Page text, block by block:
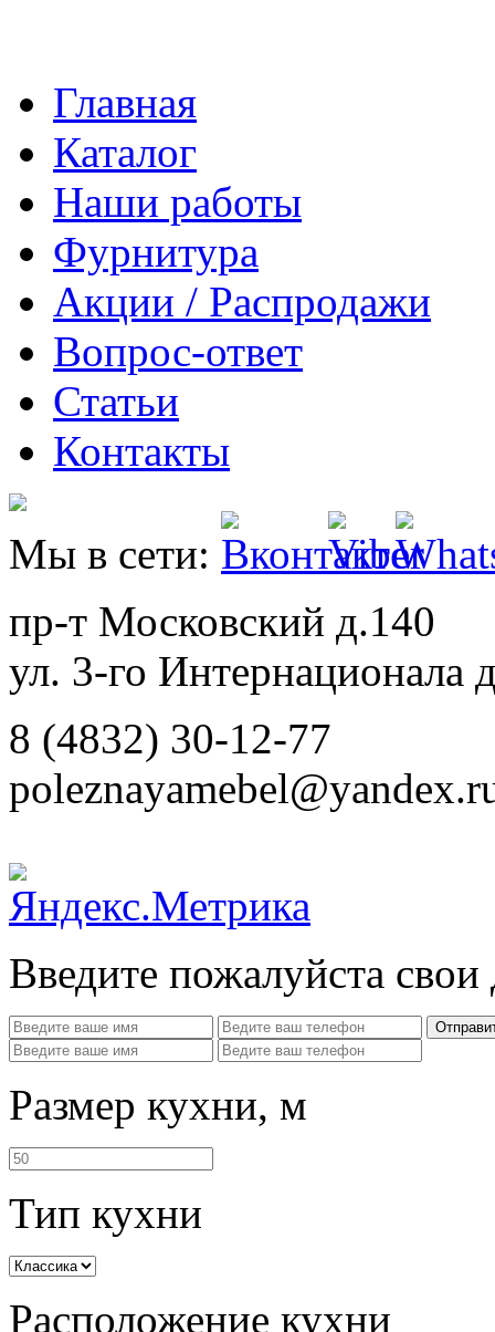
Главная
Каталог
Наши работы
Фурнитура
Акции / Распродажи
Вопрос-ответ
Статьи
Контакты
Мы в сети:
пр-т Московский д.140
ул. 3-го Интернационала
8 (4832) 30-12-77
Введите пожалуйста
Размер кухни, м
Тип кухни
Расположение кухни